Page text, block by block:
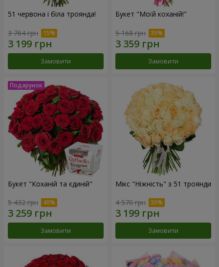
51 червона і біла троянда!
3 764 грн
Замовити
Букет "Моїй коханій!"
5 168 грн
Замовити
Букет "Коханій та єдиній"
5 432 грн
Замовити
Мікс "Ніжність" з 51 троянди
4 570 грн
Замовити